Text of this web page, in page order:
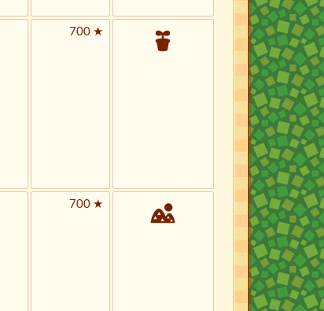
700 ★
700 ★